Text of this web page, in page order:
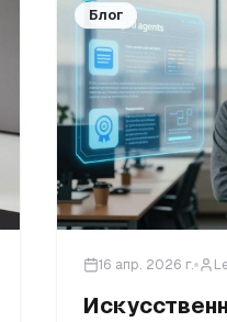
Блог
16 апр. 2026 г.